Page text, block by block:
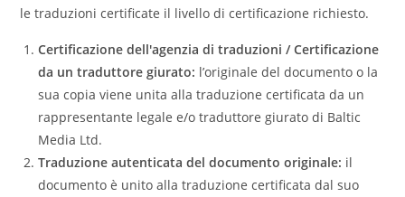
le traduzioni certificate il livello di certificazione richiesto.
Certificazione dell'agenzia di traduzioni / Certificazione
da un traduttore giurato: l’originale del documento o la
sua copia viene unita alla traduzione certificata da un
rappresentante legale e/o traduttore giurato di Baltic
Media Ltd.
Traduzione autenticata del documento originale: il
documento è unito alla traduzione certificata dal suo